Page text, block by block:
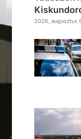
2026, augusztus